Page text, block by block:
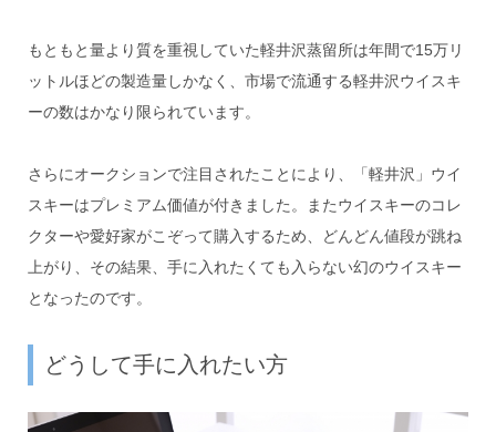
もともと量より質を重視していた軽井沢蒸留所は年間で15万リ
ットルほどの製造量しかなく、市場で流通する軽井沢ウイスキ
ーの数はかなり限られています。
さらにオークションで注目されたことにより、「軽井沢」ウイ
スキーはプレミアム価値が付きました。またウイスキーのコレ
クターや愛好家がこぞって購入するため、どんどん値段が跳ね
上がり、その結果、手に入れたくても入らない幻のウイスキー
となったのです。
どうして手に入れたい方